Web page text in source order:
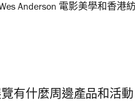
Anderson 電影美學和香港
有什麼周邊產品和活動